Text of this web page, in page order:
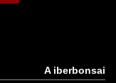
A iberbonsai